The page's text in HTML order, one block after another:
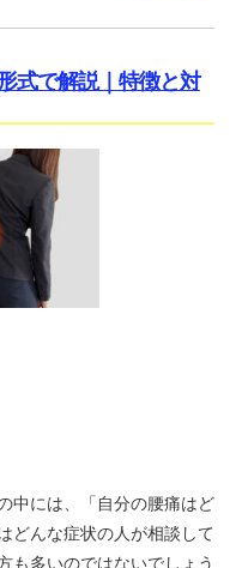
式で解説｜特徴と対
中には、「自分の腰痛はど
どんな症状の人が相談して
も多いのではないでしょう